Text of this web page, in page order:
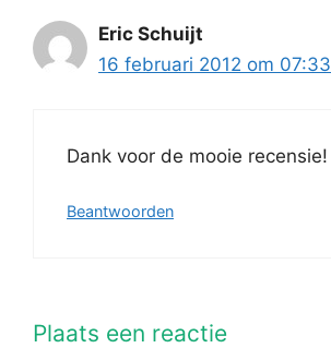
Eric Schuijt
16 februari 2012 om 07:33
Dank voor de mooie recensie!
Beantwoorden
Plaats een reactie